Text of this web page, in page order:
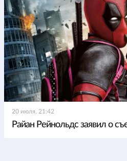
20 июля, 21:42
Райан Рейнольдс заявил о